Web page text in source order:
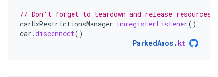
// Don't forget to teardown and release resources
carUxRestrictionsManager .unregisterListener()
car .disconnect()
ParkedAaos. kt